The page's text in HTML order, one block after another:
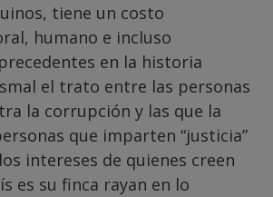
tiene un costo
humano e incluso
en la historia
el trato entre las personas
la corrupción y las que la
que imparten “justicia”
intereses de quienes creen
es su finca rayan en lo